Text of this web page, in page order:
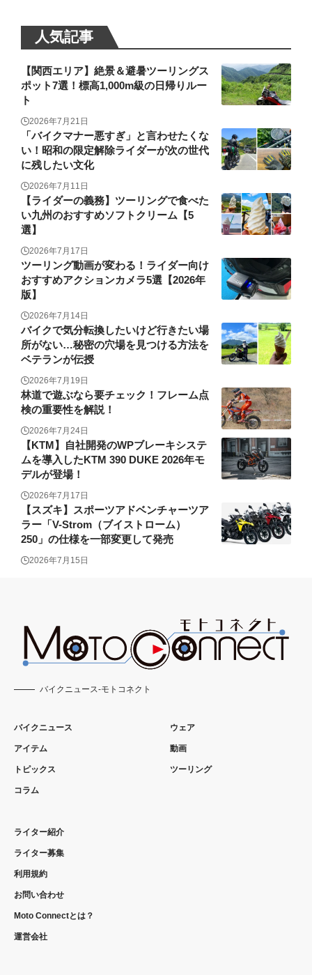
人気記事
【関西エリア】絶景＆避暑ツーリングス
ポット7選！標高1,000m級の日帰りルー
ト
2026年7月21日
「バイクマナー悪すぎ」と言わせたくな
い！昭和の限定解除ライダーが次の世代
に残したい文化
2026年7月11日
【ライダーの義務】ツーリングで食べた
い九州のおすすめソフトクリーム【5
選】
2026年7月17日
ツーリング動画が変わる！ライダー向け
おすすめアクションカメラ5選【2026年
版】
2026年7月14日
バイクで気分転換したいけど行きたい場
所がない…秘密の穴場を見つける方法を
ベテランが伝授
2026年7月19日
林道で遊ぶなら要チェック！フレーム点
検の重要性を解説！
2026年7月24日
【KTM】自社開発のWPブレーキシステ
ムを導入したKTM 390 DUKE 2026年モ
デルが登場！
2026年7月17日
【スズキ】スポーツアドベンチャーツア
ラー「V-Strom（ブイストローム）
250」の仕様を一部変更して発売
2026年7月15日
バイクニュース-モトコネクト
バイクニュース
アイテム
トピックス
コラム
ウェア
動画
ツーリング
ライター紹介
ライター募集
利用規約
お問い合わせ
Moto Connectとは？
運営会社